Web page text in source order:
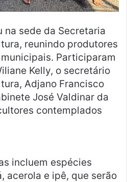
na sede da Secretaria
reunindo produtores
Participaram
Kelly, o secretário
Adjano Francisco
José Valdinar da
contemplados
incluem espécies
acerola e ipê, que serão